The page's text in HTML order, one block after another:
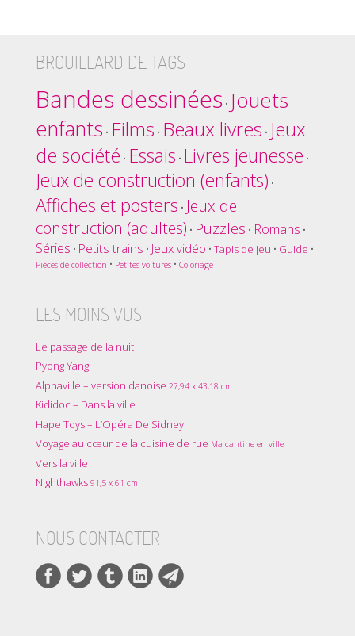
BROUILLARD DE TAGS
Bandes dessinées• Jouets
enfants • Films • Beaux livres • Jeux
de société • Essais • Livres jeunesse •
Jeux de construction (enfants) •
Affiches et posters • Jeux de
construction (adultes) • Puzzles • Romans •
Séries • Petits trains • Jeux vidéo • Tapis de jeu • Guide •
Pièces de collection • Petites voitures• Coloriage
LES MOINS VUS
Le passage de la nuit
Pyong Yang
Alphaville – version danoise 27,94 x 43,18 cm
Kididoc – Dans la ville
Hape Toys – L’Opéra De Sidney
Voyage au cœur de la cuisine de rue Ma cantine en ville
Vers la ville
Nighthawks 91,5 x 61 cm
NOUS CONTACTER